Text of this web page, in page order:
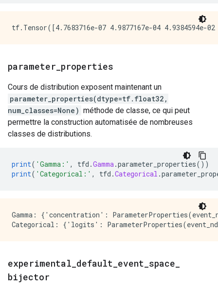
parameter properties
Cours de distribution exposent maintenant un
parameter_properties(dtype=tf.float32,
num_classes=None) méthode de classe, ce qui peut
permettre la construction automatisée de nombreuses
classes de distributions.
print( 'Gamma:' , tfd .Gamma .parameter_properties())
print( 'Categorical:' , tfd .Categorical .
Gamma: {'concentration':
experimental default event space
bijector